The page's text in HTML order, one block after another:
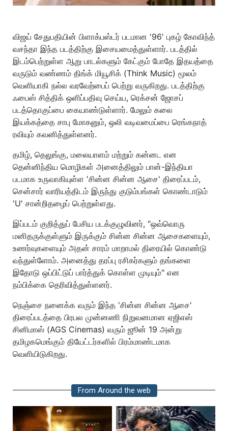
விஜய் சேதுபதியின் பிளாக்பஸ்டர் படமான '96' புகழ் கோவிந்த்
வசந்தா இந்த படத்திற்கு இசையமைத்துள்ளார். படத்தில்
இடம்பெற்றுள்ள ஆறு பாடல்களும் கேட்கும் போதே இதயத்தை
வருடும் வண்ணம் திங்க் மியூசிக் (Think Music) மூலம்
வெளியாகி நல்ல வரவேற்பைப் பெற்று வருகிறது. படத்திற்கு
ஃபைஸ் சித்திக் ஒளிப்பதிவு செய்ய, ரெக்சன் ஜோசப்
படத்தொகுப்பை கையாண்டுள்ளார். மேலும் கலை
இயக்கத்தை சாபு மோகனும், ஒலி வடிவமைப்பை ரெங்கநாத்
ரவியும் கவனித்துள்ளனர்.
தமிழ், தெலுங்கு, மலையாளம் மற்றும் கன்னட என
தென்னிந்திய மொழிகள் அனைத்திலும் பான்-இந்தியா
படமாக உருவாகியுள்ள 'சின்ன சின்ன ஆசை' திரைப்படம்,
சென்சார் வாரியத்திடம் இருந்து குடும்பங்கள் கொண்டாடும்
'U' சான்றிதழைப் பெற்றுள்ளது.
இப்படம் குறித்துப் பேசிய படக்குழுவினர், "ஒவ்வொரு
மனிதருக்குள்ளும் இருக்கும் சின்ன சின்ன ஆசைகளையும்,
உணர்வுகளையும் அதன் சாரம் மாறாமல் திரையில் கொண்டு
வந்துள்ளோம். அனைத்து தரப்பு ரசிகர்களும் தங்களை
இதோடு ஒப்பிட்டுப் பார்த்துக் கொள்ள முடியும்" என
நம்பிக்கை தெரிவித்துள்ளனர்.
நெஞ்சை நனைக்க வரும் இந்த 'சின்ன சின்ன ஆசை'
திரைப்படத்தை பிரபல முன்னணி நிறுவனமான ஏஜிஎஸ்
சினிமாஸ் (AGS Cinemas) வரும் ஜூன் 19 அன்று
தமிழகமெங்கும் தியேட்டர்களில் பிரம்மாண்டமாக
வெளியிடுகிறது.
From Around the web